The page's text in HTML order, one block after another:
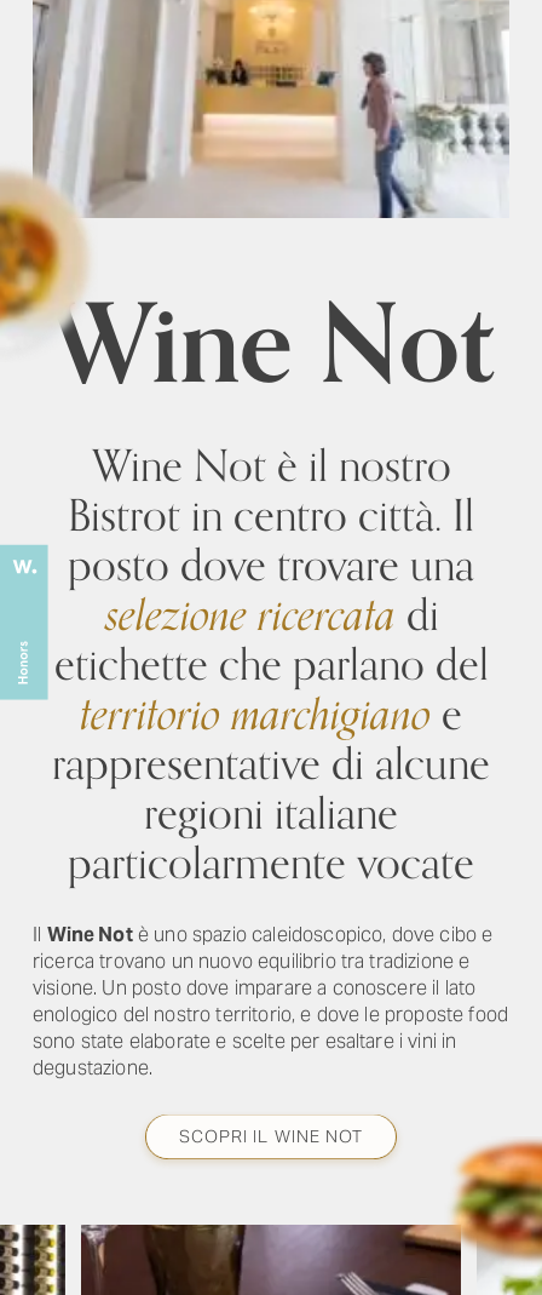
Wine Not
Wine Not è il nostro
Bistrot in centro città. Il
posto dove trovare una
selezione ricercata di
etichette che parlano del
territorio marchigianoe
rappresentative di alcune
regioni italiane
particolarmente vocate
Il Wine Notè uno spazio caleidoscopico, dove cibo e
ricerca trovano un nuovo equilibrio tra tradizione e
visione. Un posto dove imparare a conoscere il lato
enologico del nostro territorio, e dove le proposte food
sono state elaborate e scelte per esaltare i vini in
degustazione.
SCOPRI IL WINE NOT